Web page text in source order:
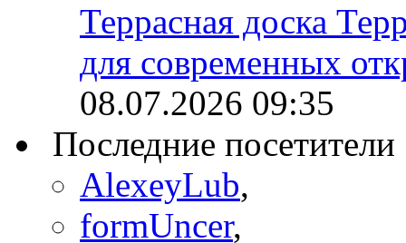
Террасная доска
для современных
08.07.2026 09:35
Последние посетители
AlexeyLub,
formUncer,